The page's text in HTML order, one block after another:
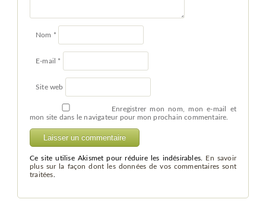
Nom *
E-mail *
Site web
Enregistrer mon nom, mon e-mail et
mon site dans le navigateur pour mon prochain commentaire.
Ce site utilise Akismet pour réduire les indésirables.
En savoir
plus sur la façon dont les données de vos commentaires sont
traitées.